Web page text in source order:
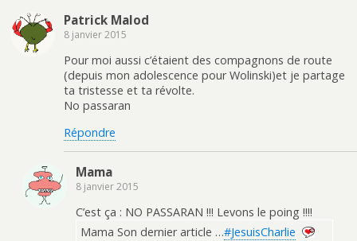
Patrick Malod
8 janvier 2015
Pour moi aussi c’étaient des compagnons de route
(depuis mon adolescence pour Wolinski)et je partage
ta tristesse et ta révolte.
No passaran
Répondre
Mama
8 janvier 2015
C’est ça : NO PASSARAN !!! Levons le poing !!!!
Mama Son dernier article …#JesuisCharlie